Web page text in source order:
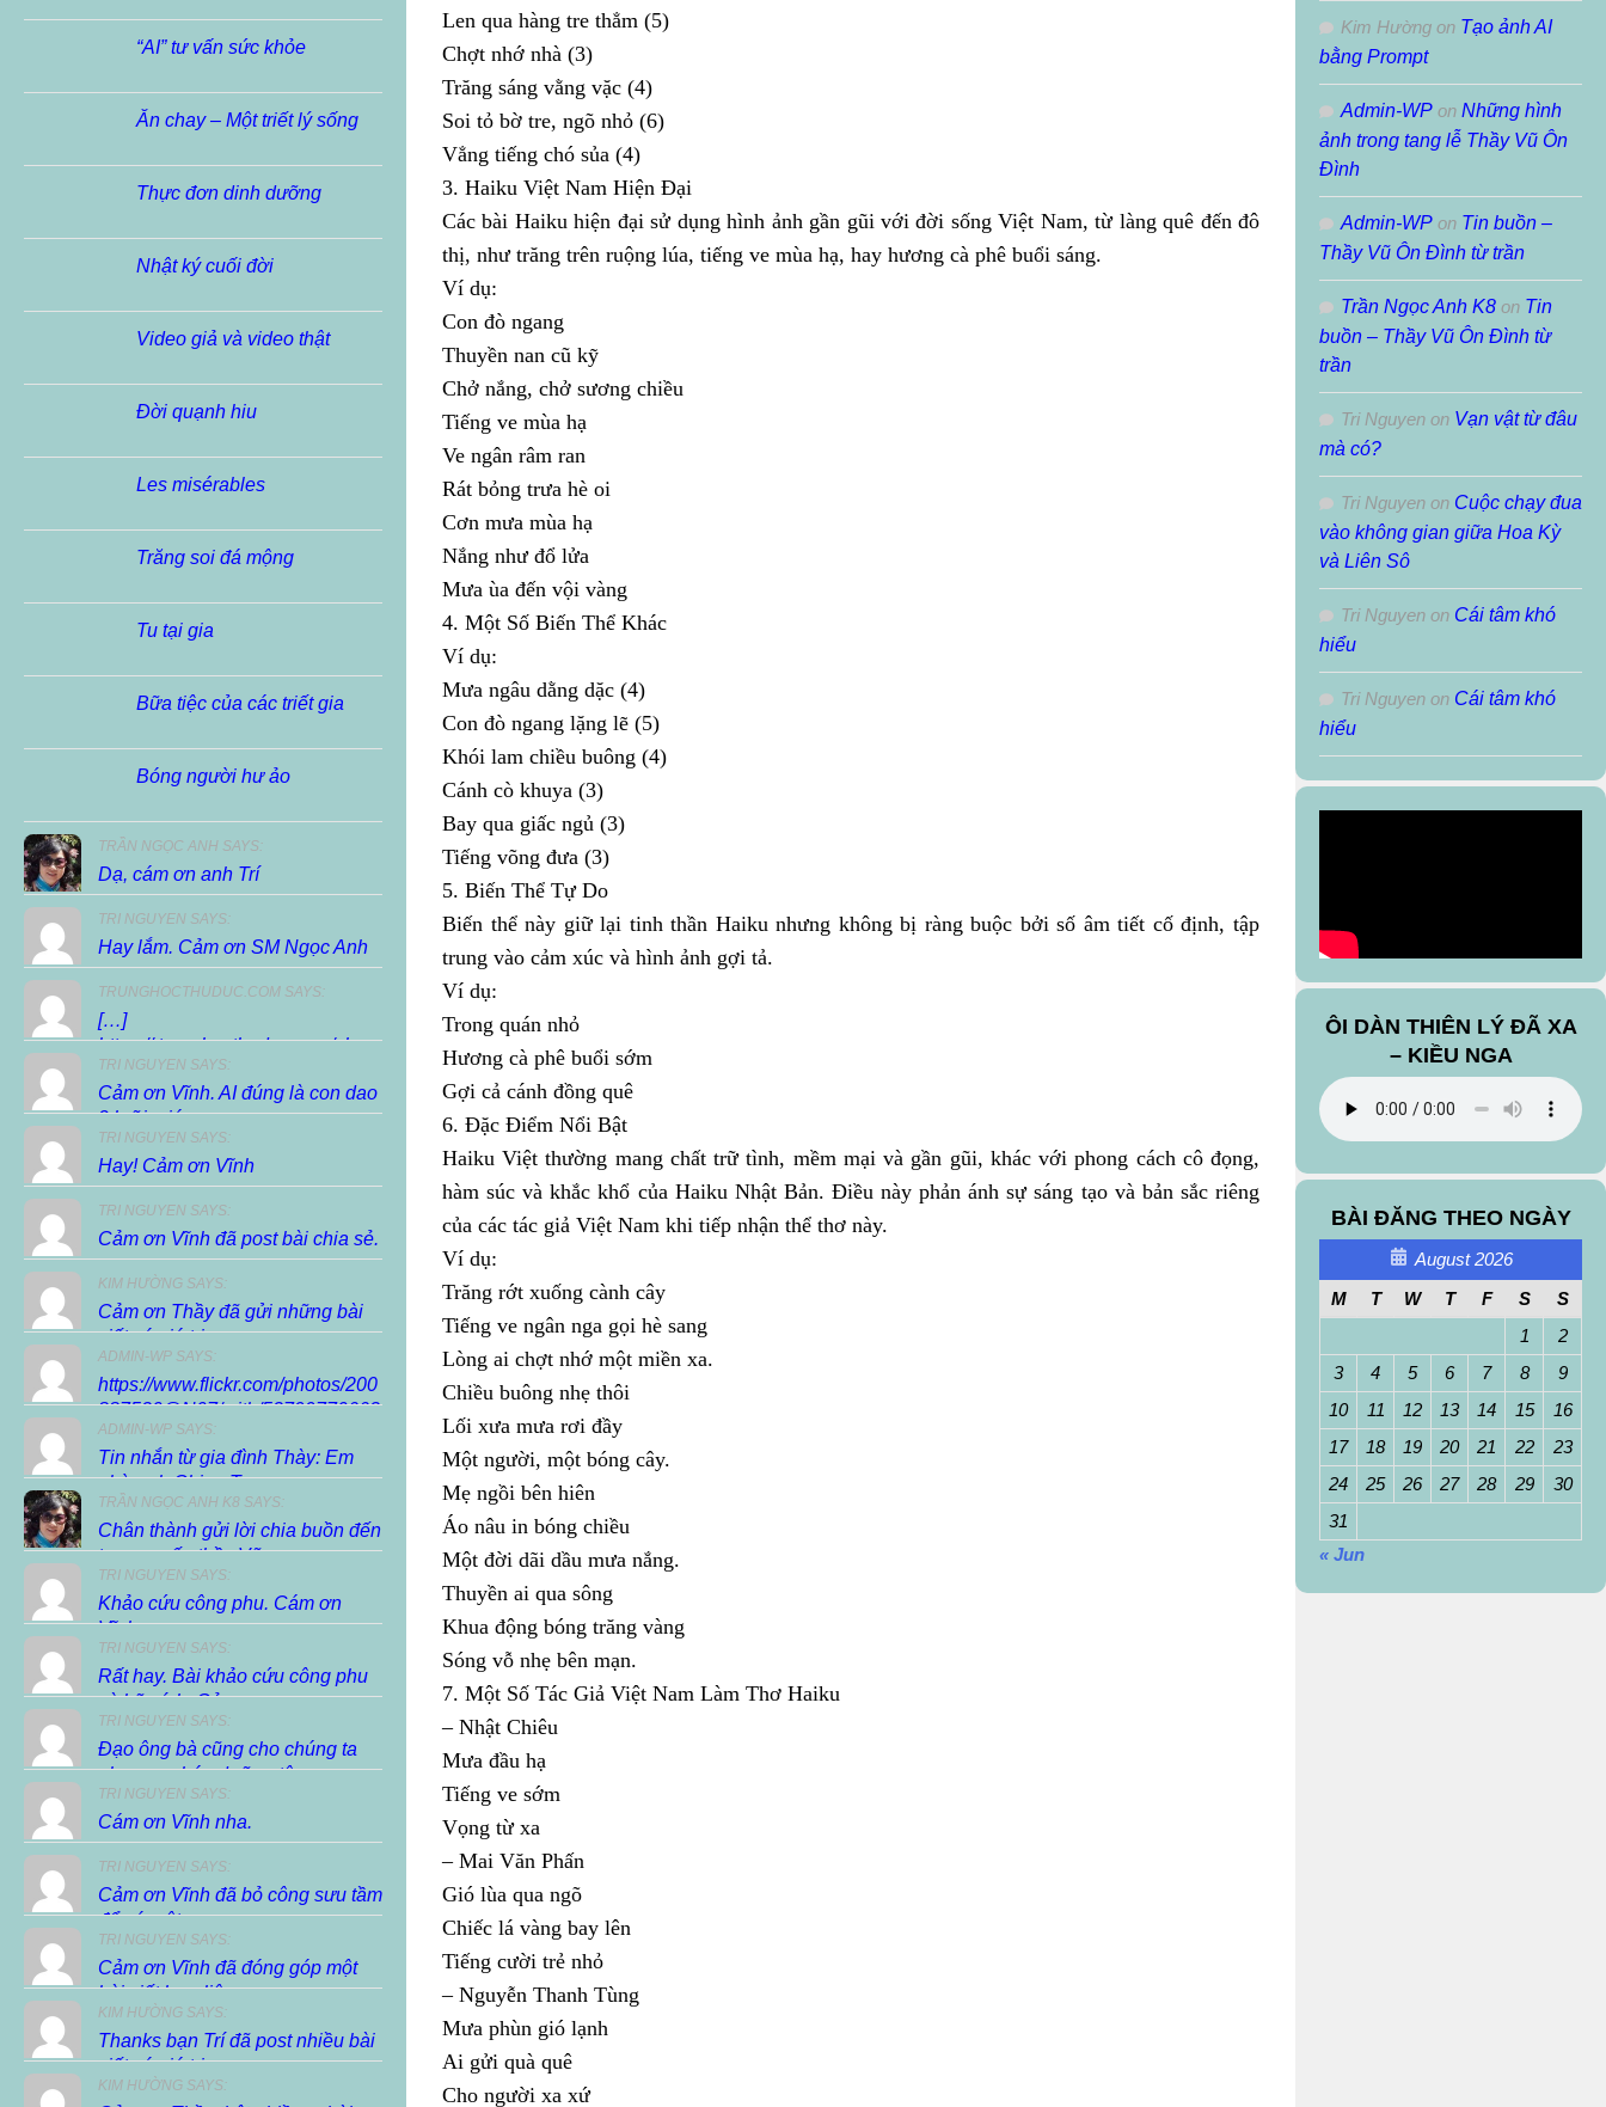
Len qua hàng tre thẳm (5)
Chợt nhớ nhà (3)
Trăng sáng vằng vặc (4)
Soi tỏ bờ tre, ngõ nhỏ (6)
Vẳng tiếng chó sủa (4)
3. Haiku Việt Nam Hiện Đại
Các bài Haiku hiện đại sử dụng hình ảnh gần gũi với đời sống Việt Nam, từ làng quê đến đô
thị, như trăng trên ruộng lúa, tiếng ve mùa hạ, hay hương cà phê buổi sáng.
Ví dụ:
Con đò ngang
Thuyền nan cũ kỹ
Chở nắng, chở sương chiều
Tiếng ve mùa hạ
Ve ngân râm ran
Rát bỏng trưa hè oi
Cơn mưa mùa hạ
Nắng như đổ lửa
Mưa ùa đến vội vàng
4. Một Số Biến Thể Khác
Ví dụ:
Mưa ngâu dằng dặc (4)
Con đò ngang lặng lẽ (5)
Khói lam chiều buông (4)
Cánh cò khuya (3)
Bay qua giấc ngủ (3)
Tiếng võng đưa (3)
5. Biến Thể Tự Do
Biến thể này giữ lại tinh thần Haiku nhưng không bị ràng buộc bởi số âm tiết cố định, tập
trung vào cảm xúc và hình ảnh gợi tả.
Ví dụ:
Trong quán nhỏ
Hương cà phê buổi sớm
Gợi cả cánh đồng quê
6. Đặc Điểm Nổi Bật
Haiku Việt thường mang chất trữ tình, mềm mại và gần gũi, khác với phong cách cô đọng,
hàm súc và khắc khổ của Haiku Nhật Bản. Điều này phản ánh sự sáng tạo và bản sắc riêng
của các tác giả Việt Nam khi tiếp nhận thể thơ này.
Ví dụ:
Trăng rớt xuống cành cây
Tiếng ve ngân nga gọi hè sang
Lòng ai chợt nhớ một miền xa.
Chiều buông nhẹ thôi
Lối xưa mưa rơi đầy
Một người, một bóng cây.
Mẹ ngồi bên hiên
Áo nâu in bóng chiều
Một đời dãi dầu mưa nắng.
Thuyền ai qua sông
Khua động bóng trăng vàng
Sóng vỗ nhẹ bên mạn.
7. Một Số Tác Giả Việt Nam Làm Thơ Haiku
– Nhật Chiêu
Mưa đầu hạ
Tiếng ve sớm
Vọng từ xa
– Mai Văn Phấn
Gió lùa qua ngõ
Chiếc lá vàng bay lên
Tiếng cười trẻ nhỏ
– Nguyễn Thanh Tùng
Mưa phùn gió lạnh
Ai gửi quà quê
Cho người xa xứ
“AI” tư vấn sức khỏe
Ăn chay – Một triết lý sống
Thực đơn dinh dưỡng
Nhật ký cuối đời
Video giả và video thật
Đời quạnh hiu
Les misérables
Trăng soi đá mộng
Tu tại gia
Bữa tiệc của các triết gia
Bóng người hư ảo
TRẦN NGỌC ANH SAYS:
Dạ, cám ơn anh Trí
TRI NGUYEN SAYS:
Hay lắm. Cảm ơn SM Ngọc Anh
TRUNGHOCTHUDUC.COM SAYS:
[…]
https://.trunghocthuduc.com/chuc-
xuan-dien-dan/ […]
TRI NGUYEN SAYS:
Cảm ơn Vĩnh. AI đúng là con dao
2 lưỡi, giúp...
TRI NGUYEN SAYS:
Hay! Cảm ơn Vĩnh
TRI NGUYEN SAYS:
Cảm ơn Vĩnh đã post bài chia sẻ.
KIM HƯỜNG SAYS:
Cảm ơn Thầy đã gửi những bài
viết có giá trị...
ADMIN-WP SAYS:
https://www.flickr.com/photos/200
887530@N07/with/53799770663
ADMIN-WP SAYS:
Tin nhắn từ gia đình Thày: Em
nhờ anh Chieu Tran...
TRẦN NGỌC ANH K8 SAYS:
Chân thành gửi lời chia buồn đến
tang quyến thầy Vũ...
TRI NGUYEN SAYS:
Khảo cứu công phu. Cám ơn
Vĩnh.
TRI NGUYEN SAYS:
Rất hay. Bài khảo cứu công phu
và hữu ích. Cảm...
TRI NGUYEN SAYS:
Đạo ông bà cũng cho chúng ta
phương pháp dưỡng tâm,...
TRI NGUYEN SAYS:
Cám ơn Vĩnh nha.
TRI NGUYEN SAYS:
Cảm ơn Vĩnh đã bỏ công sưu tầm
để có một...
TRI NGUYEN SAYS:
Cảm ơn Vĩnh đã đóng góp một
bài viết hay, liên...
KIM HƯỜNG SAYS:
Thanks bạn Trí đã post nhiều bài
viết có giá trị...
KIM HƯỜNG SAYS:
Kim Hường on Tạo ảnh AI
bằng Prompt
Admin-WP on Những hình
ảnh trong tang lễ Thầy Vũ Ôn
Đình
Admin-WP on Tin buồn –
Thầy Vũ Ôn Đình từ trần
Trần Ngọc Anh K8 on Tin
buồn – Thầy Vũ Ôn Đình từ
trần
Tri Nguyen on Vạn vật từ đâu
mà có?
Tri Nguyen on Cuộc chạy đua
vào không gian giữa Hoa Kỳ
và Liên Sô
Tri Nguyen on Cái tâm khó
hiểu
Tri Nguyen on Cái tâm khó
hiểu
ÔI DÀN THIÊN LÝ ĐÃ XA
– KIỀU NGA
BÀI ĐĂNG THEO NGÀY
August 2026
M
T W T F S
S
1
2
3
4 5 6 7 8
9
10
11 12 13 14 15
16
17
18 19 20 21 22
23
24
25 26 27 28 29
30
31
« Jun